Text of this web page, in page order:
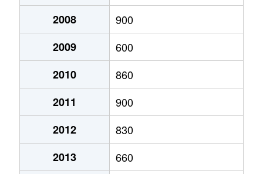
大字砥川
1,100万円
大字広崎
3,200万円
大字広崎
3,200万円
大字広崎
12,000万円
大字広崎
1,400万円
大字広崎
930万円
2008
900
2009
600
2010
860
2011
900
2012
830
2013
660